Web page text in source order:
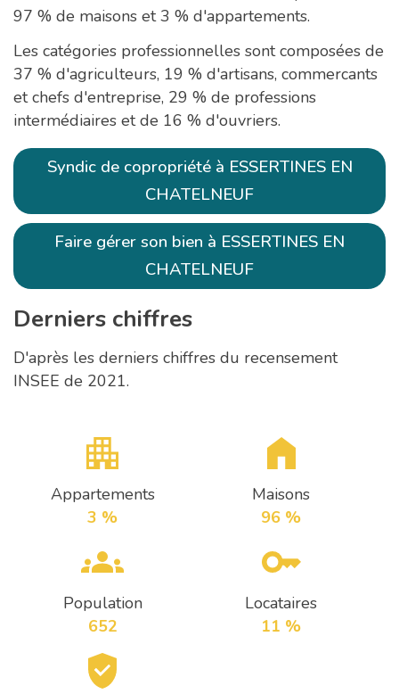
97 % de maisons et 3 % d'appartements.
Les catégories professionnelles sont composées de
37 % d'agriculteurs, 19 % d'artisans, commercants
et chefs d'entreprise, 29 % de professions
intermédiaires et de 16 % d'ouvriers.
Syndic de copropriété à ESSERTINES EN
CHATELNEUF
Faire gérer son bien à ESSERTINES EN
CHATELNEUF
Derniers chiffres
D'après les derniers chiffres du recensement
INSEE de 2021.
Appartements
3 %
Maisons
96 %
Population
652
Locataires
11 %